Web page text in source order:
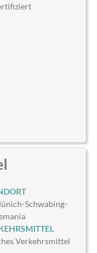
Schwabing-
Verkehrsmittel